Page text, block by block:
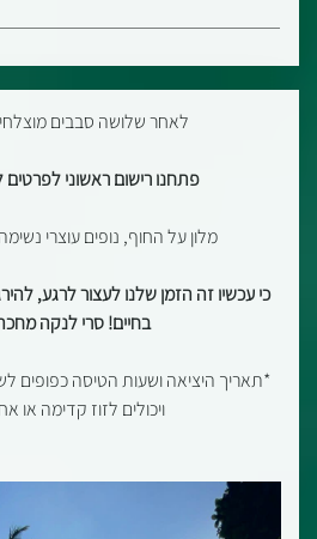
לאחר שלושה סבבים
פתחנו רישום ראשוני לפרטים
מלון על החוף, נופים עוצרי
כי עכשיו זה הזמן שלנו לעצור לרגע,
בחיים!סרי לנקה
*תאריך היציאה ושעות הטיסה כפופים
ויכולים לזוז קדימה או